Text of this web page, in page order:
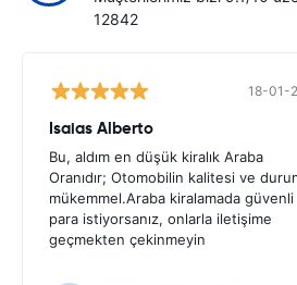
12842
18-01-
Isaias Alberto
Bu, aldım en düşük kiralık Araba
Oranıdır; Otomobilin kalitesi ve
mükemmel.Araba kiralamada güvenli
para istiyorsanız, onlarla iletişime
geçmekten çekinmeyin